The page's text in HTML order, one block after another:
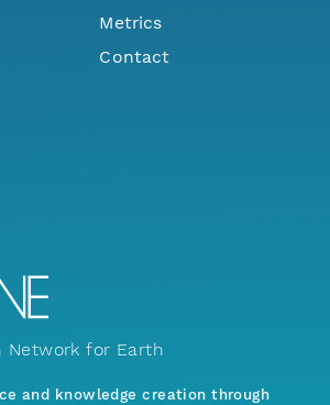
Metrics
Contact
Network for Earth
and knowledge creation through